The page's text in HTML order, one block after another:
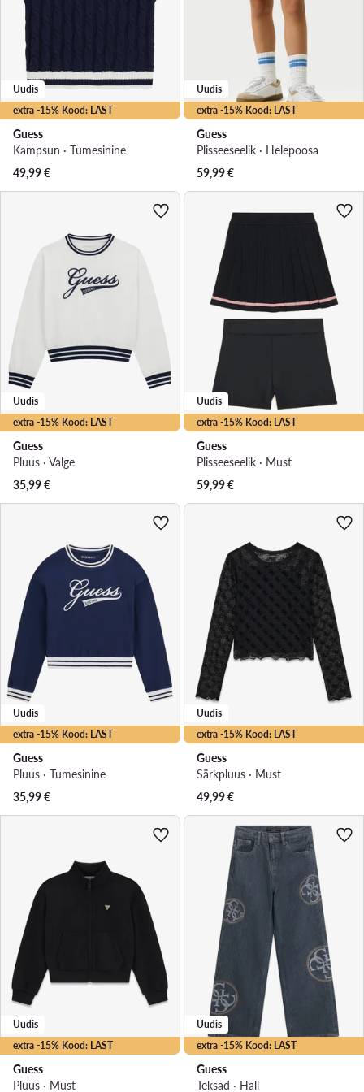
extra -15% Kood: LAST
Uudis
Guess
Kampsun · Tumesinine
49,99€
extra -15% Kood: LAST
Uudis
Guess
Plisseeseelik · Heleроosa
59,99€
extra -15% Kood: LAST
Uudis
Guess
Pluus · Valge
35,99€
extra -15% Kood: LAST
Uudis
Guess
Plisseeseelik · Must
59,99€
extra -15% Kood: LAST
Uudis
Guess
Pluus · Tumesinine
35,99€
extra -15% Kood: LAST
Uudis
Guess
Särkpluus · Must
49,99€
extra -15% Kood: LAST
Uudis
Guess
Pluus · Must
extra -15% Kood: LAST
Uudis
Guess
Teksad · Hall